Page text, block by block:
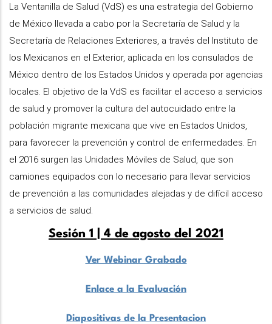
La Ventanilla de Salud (VdS) es una estrategia del Gobierno
de México llevada a cabo por la Secretaría de Salud y la
Secretaría de Relaciones Exteriores, a través del Instituto de
los Mexicanos en el Exterior, aplicada en los consulados de
México dentro de los Estados Unidos y operada por agencias
locales. El objetivo de la VdS es facilitar el acceso a servicios
de salud y promover la cultura del autocuidado entre la
población migrante mexicana que vive en Estados Unidos,
para favorecer la prevención y control de enfermedades. En
el 2016 surgen las Unidades Móviles de Salud, que son
camiones equipados con lo necesario para llevar servicios
de prevención a las comunidades alejadas y de difícil acceso
a servicios de salud.
Sesión 1 | 4 de agosto del 2021
Ver Webinar Grabado
Enlace a la Evaluación
Diapositivas de la Presentacion